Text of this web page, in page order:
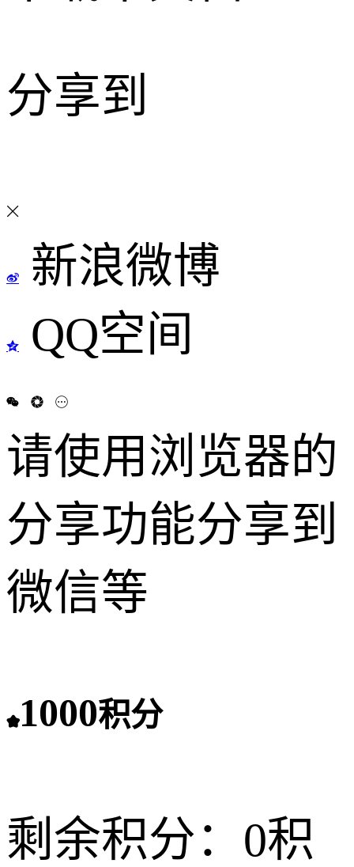
分享到
新浪微博
QQ空间
请使用浏览器的
分享功能分享到
微信等
1000积分
剩余积分： 0积